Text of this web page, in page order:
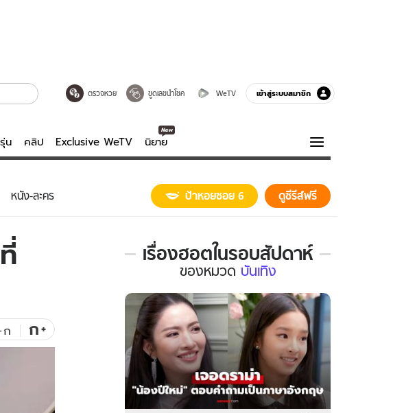
ตรวจหวย ขูดเลขนำโชค WeTV เข้าสู่ระบบสมาชิก
น คลิป Exclusive WeTV นิยาย
บันเทิงครบรส
ดูทีวี
WeTV
นิยาย
ความรู้รอบตัว
ฮาวทู
หนัง-ละคร ป้าหอยซอย 6 ดูซีรีส์ฟรี
ก ก+
เรื่องฮอตในรอบสัปดาห์
เรื่อง
ใน
รอบ
สัปดาห์
ของ
หมวด
บันเทิง
ของหมวด บันเทิง